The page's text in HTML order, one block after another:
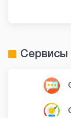
Сервисы